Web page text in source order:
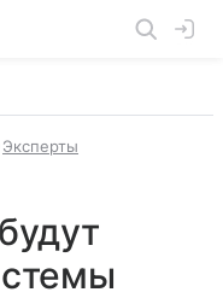
Эксперты